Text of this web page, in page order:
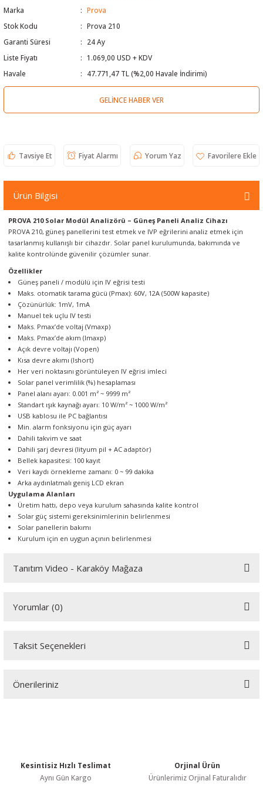
Cihazı
ve Kablo Bulucular
Cihazları
Cihazları
Marka
Prova
Stok Kodu
Prova 210
Garanti Süresi
24 Ay
Liste Fiyatı
1.069,00 USD + KDV
Havale
47.771,47 TL (%2,00 Havale İndirimi)
GELINCE HABER VER
Tavsiye Et Fiyat Alarmı Yorum Yaz
Ürün Bilgisi
PROVA 210 Solar Modül Analizörü – Güneş Paneli Analiz Cihazı
PROVA 210, güneş panellerini test etmek ve IVP eğrilerini analiz etmek için
tasarlanmış kullanışlı bir cihazdır. Solar panel kurulumunda, bakımında ve
kalite kontrolünde güvenilir çözümler sunar.
Özellikler
Güneş paneli / modülü için IV eğrisi testi
Maks. otomatik tarama gücü (Pmax): 60V, 12A (500W kapasite)
Çözünürlük: 1mV, 1mA
Manuel tek uçlu IV testi
Maks. Pmax’de voltaj (Vmaxp)
Maks. Pmax’de akım (Imaxp)
Açık devre voltajı (Vopen)
Kısa devre akımı (Ishort)
Her veri noktasını görüntüleyen IV eğrisi imleci
Solar panel verimlilik (%) hesaplaması
Panel alanı ayarı: 0.001 m² ~ 9999 m²
Standart ışık kaynağı ayarı: 10 W/m² ~ 1000 W/m²
USB kablosu ile PC bağlantısı
Min. alarm fonksiyonu için güç ayarı
Dahili takvim ve saat
Dahili şarj devresi (lityum pil + AC adaptör)
Bellek kapasitesi: 100 kayıt
Veri kaydı örnekleme zamanı: 0 ~ 99 dakika
Arka aydınlatmalı geniş LCD ekran
Uygulama Alanları
Üretim hattı, depo veya kurulum sahasında kalite kontrol
Solar güç sistemi gereksinimlerinin belirlenmesi
Solar panellerin bakımı
Kurulum için en uygun açının belirlenmesi
Tanıtım Video - Karaköy Mağaza
Yorumlar (0)
Bu ürüne ilk yorumu siz yapın!
Taksit Seçenekleri
Önerileriniz
Ürün resmi kalitesiz, bozuk veya görüntülenemiyor.
Kesintisiz Hızlı Teslimat
Aynı Gün Kargo
Orjinal Ürün
Ürünlerimiz Orjinal Faturalıdır